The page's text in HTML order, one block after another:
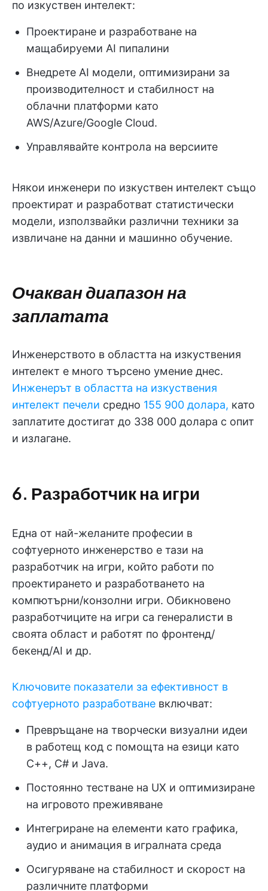
по изкуствен интелект:
Проектиране и разработване на
мащабируеми AI пипалини
Внедрете AI модели, оптимизирани за
производителност и стабилност на
облачни платформи като
AWS/Azure/Google Cloud.
Управлявайте контрола на версиите
Някои инженери по изкуствен интелект също
проектират и разработват статистически
модели, използвайки различни техники за
извличане на данни и машинно обучение.
Очакван диапазон на
заплатата
Инженерството в областта на изкуствения
интелект е много търсено умение днес.
Инженерът в областта на изкуствения
интелект печели средно 155 900 долара, като
заплатите достигат до 338 000 долара с опит
и излагане.
6. Разработчик на игри
Една от най-желаните професии в
софтуерното инженерство е тази на
разработчик на игри, който работи по
проектирането и разработването на
компютърни/конзолни игри. Обикновено
разработчиците на игри са генералисти в
своята област и работят по фронтенд/
бекенд/AI и др.
Ключовите показатели за ефективност в
софтуерното разработване включват:
Превръщане на творчески визуални идеи
в работещ код с помощта на езици като
C++, C# и Java.
Постоянно тестване на UX и оптимизиране
на игровото преживяване
Интегриране на елементи като графика,
аудио и анимация в игралната среда
Осигуряване на стабилност и скорост на
различните платформи